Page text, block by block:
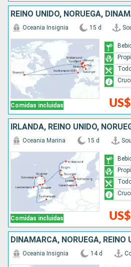
REINO UNIDO, NORUEGA,
Comidas incluidas
Oceania Insignia 15 d
Comidas incluidas
Oceania Marina 15 d
Oceania Insignia 14 d